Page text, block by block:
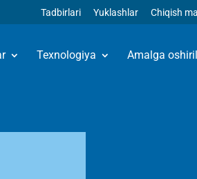
Tadbirlari Yuklashlar Chiqish
Texnologiya Amalga